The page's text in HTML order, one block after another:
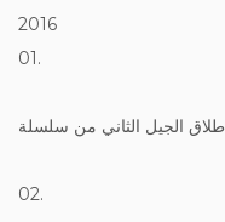
2016
01.
02.